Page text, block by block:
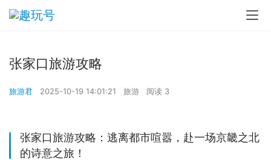
张家口旅游攻略
旅游君 2025-10-19 14:01:21 旅游 阅读 3
张家口旅游攻略：逃离都市喧嚣，赴一场京畿之北
的诗意之旅！